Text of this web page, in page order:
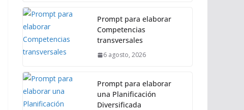
Prompt para elaborar
Competencias
transversales
6 agosto, 2026
Prompt para elaborar
una Planificación
Diversificada